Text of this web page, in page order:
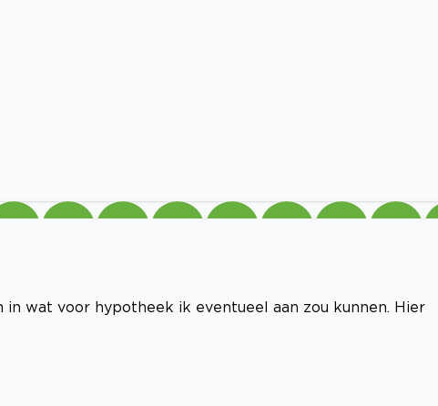
wat voor hypotheek ik eventueel aan zou kunnen. Hier